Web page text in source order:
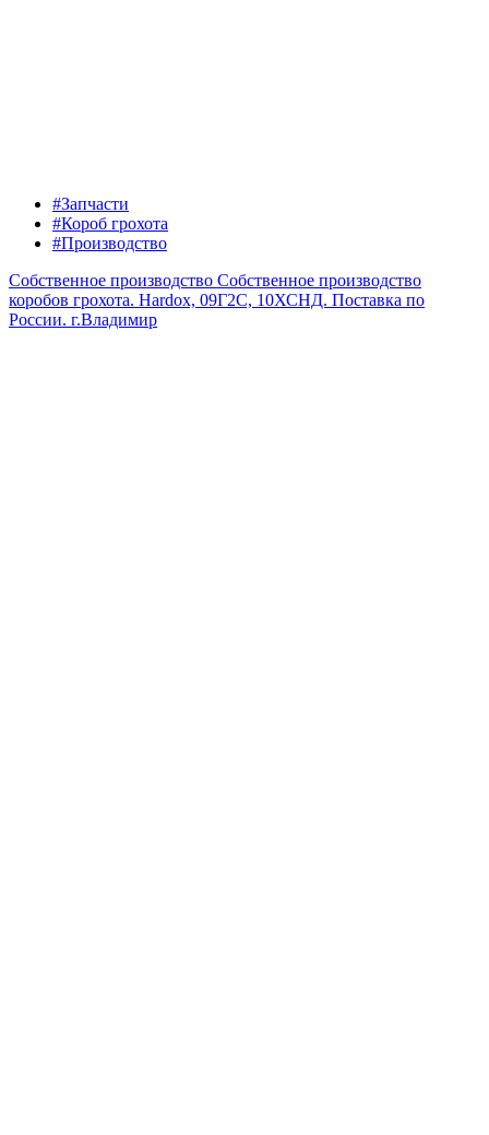
#Запчасти
#Короб грохота
#Производство
Собственное производство Собственное производство
коробов грохота. Hardox, 09Г2С, 10ХСНД. Поставка по
России. г.Владимир